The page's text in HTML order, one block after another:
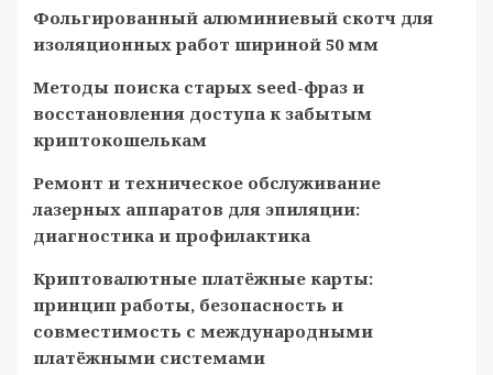
Фольгированный алюминиевый скотч для
изоляционных работ шириной 50 мм
Методы поиска старых seed-фраз и
восстановления доступа к забытым
криптокошелькам
Ремонт и техническое обслуживание
лазерных аппаратов для эпиляции:
диагностика и профилактика
Криптовалютные платёжные карты:
принцип работы, безопасность и
совместимость с международными
платёжными системами